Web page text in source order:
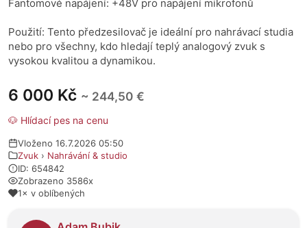
6 000 Kč ~ 244,50 €
🐶 Hlídací pes na cenu
Vloženo 16.7.2026 05:50
Zvuk › Nahrávání & studio
ID: 654842
Zobrazeno 3586x
1× v oblíbených
O prodejci
Fantomové napájení: +48V pro napájení mikrofonů
Použití: Tento předzesilovač je ideální pro nahrávací studia
nebo pro všechny, kdo hledají teplý analogový zvuk s
vysokou kvalitou a dynamikou.